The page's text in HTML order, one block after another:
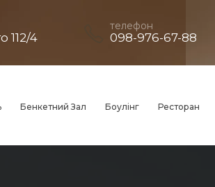
112/4
телефон
098-976-67-88
Бенкетний Зал Боулінг Ресторан